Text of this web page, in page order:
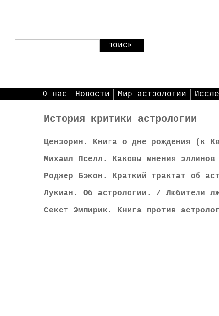
поиск
О нас Новости Мир астрологии
История критики астрологии
Цензорин. Книга о дне рождения (к
Михаил Пселл. Каковы мнения эллинов
Роджер Бэкон. Краткий трактат об
Лукиан. Об астрологии. / Любители
Секст Эмпирик. Книга против